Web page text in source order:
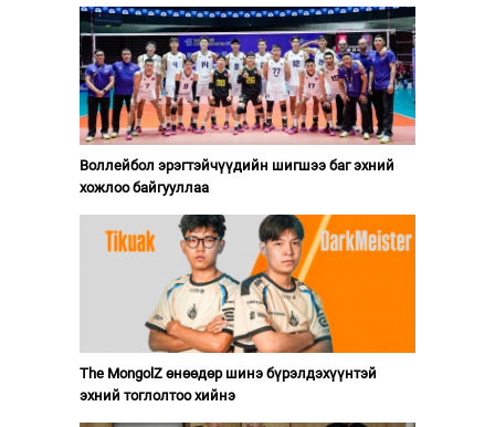
Воллейбол эрэгтэйчүүдийн шигшээ баг эхний
хожлоо байгууллаа
The MongolZ өнөөдөр шинэ бүрэлдэхүүнтэй
эхний тоглолтоо хийнэ